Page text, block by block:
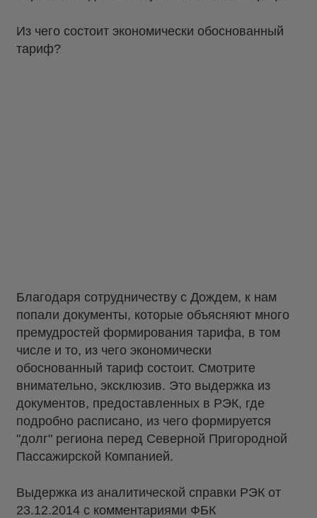
Из чего состоит экономически обоснованный
тариф?
Благодаря сотрудничеству с Дождем, к нам
попали документы, которые объясняют много
премудростей формирования тарифа, в том
числе и то, из чего экономически
обоснованный тариф состоит. Смотрите
внимательно, эксклюзив. Это выдержка из
документов, предоставленных в РЭК, где
подробно расписано, из чего формируется
"долг" региона перед Северной Пригородной
Пассажирской Компанией.
Выдержка из аналитической справки РЭК от
23.12.2014 с комментариями ФБК